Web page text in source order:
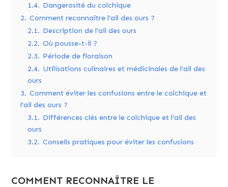
1.4. Dangerosité du colchique
2. Comment reconnaître l’ail des ours ?
2.1. Description de l’ail des ours
2.2. Où pousse-t-il ?
2.3. Période de floraison
2.4. Utilisations culinaires et médicinales de l’ail des
ours
3. Comment éviter les confusions entre le colchique et
l’ail des ours ?
3.1. Différences clés entre le colchique et l’ail des
ours
3.2. Conseils pratiques pour éviter les confusions
COMMENT RECONNAÎTRE LE